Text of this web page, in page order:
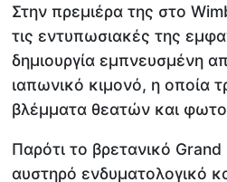
Στην πρεμιέρα της στο
τις εντυπωσιακές της
δημιουργία εμπνευσμένη
ιαπωνικό κιμονό, η οποία
βλέμματα θεατών και
Παρότι το βρετανικό Grand
αυστηρό ενδυματολογικό